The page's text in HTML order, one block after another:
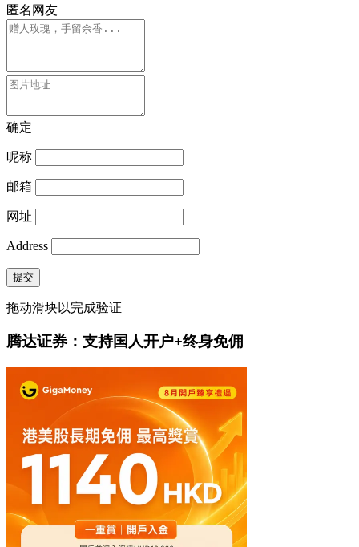
匿名网友
确定
昵称
邮箱
网址
Address
提交
拖动滑块以完成验证
腾达证券：支持国人开户+终身免佣